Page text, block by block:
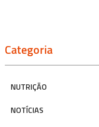
Categoria
NUTRIÇÃO
NOTÍCIAS